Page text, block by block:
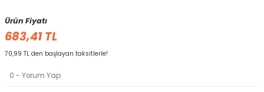
Ürün Fiyatı
683,41 TL
70,99 TL den başlayan taksitlerle!
0 - Yorum Yap